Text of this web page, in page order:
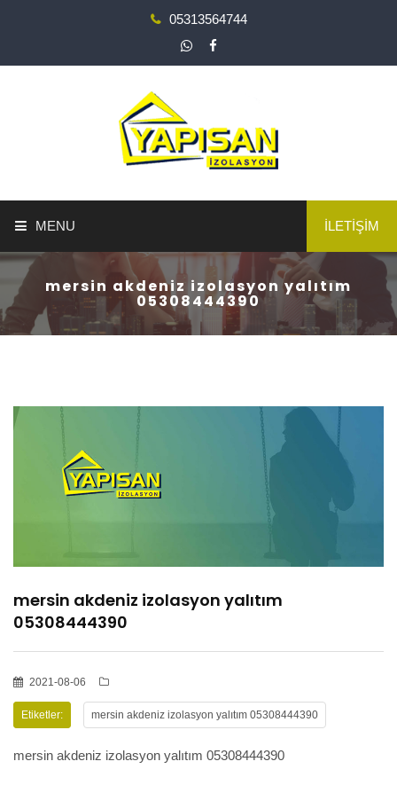
05313564744
MENU
ANA SAYFA
HİZMETLER
BÖLGELER
OSMANİYE
GALERİLER
İLETİŞİM
mersin akdeniz izolasyon yalıtım
05308444390
mersin akdeniz izolasyon yalıtım
05308444390
2021-08-06
Etiketler: mersin akdeniz izolasyon yalıtım 05308444390
mersin akdeniz izolasyon yalıtım 05308444390